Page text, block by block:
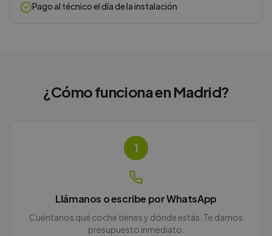
Pago al técnico el día de la instalación
¿Cómo funciona enMadrid?
1
Llámanos o escribe por WhatsApp
Cuéntanos qué coche tienes y dónde estás. Te damos
presupuesto inmediato.